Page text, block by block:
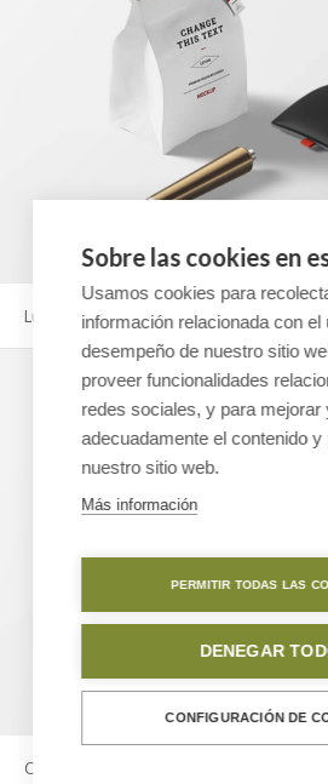
Lunch Pack
Contract
Sobre las cookies en
Usamos cookies para
información relacionada con el
desempeño de nuestro sitio
proveer funcionalidades
redes sociales, y para mejorar
adecuadamente el contenido y
nuestro sitio web.
Más información
PERMITIR TODAS LAS
DENEGAR
CONFIGURACIÓN DE